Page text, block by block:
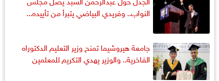
النواب.. وفريدي البياضي يتبرأ من تأييده...
جامعة هيروشيما تمنح وزير التعليم الدكتوراه
الفاخرية.. والوزير يهدي التكريم للمعلمين